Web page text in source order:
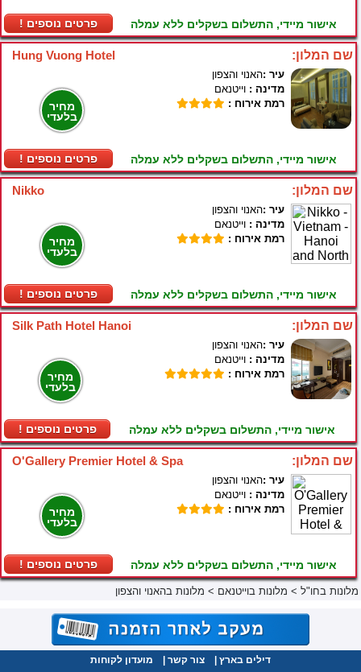
! פרטים נוספים אישור מיידי, התשלום בשקלים ללא עמלה
Hung Vuong Hotel שם המלון:
מחיר
בלעדי
! פרטים נוספים
עיר :האנוי והצפון
מדינה : וייטנאם
רמת אירוח :
אישור מיידי, התשלום בשקלים ללא עמלה
Nikko שם המלון:
מחיר
בלעדי
! פרטים נוספים
עיר :האנוי והצפון
מדינה : וייטנאם
רמת אירוח :
אישור מיידי, התשלום בשקלים ללא עמלה
Silk Path Hotel Hanoi שם המלון:
מחיר
בלעדי
! פרטים נוספים
עיר :האנוי והצפון
מדינה : וייטנאם
רמת אירוח :
אישור מיידי, התשלום בשקלים ללא עמלה
O'Gallery Premier Hotel & Spa שם המלון:
מחיר
בלעדי
! פרטים נוספים
עיר :האנוי והצפון
מדינה : וייטנאם
רמת אירוח :
אישור מיידי, התשלום בשקלים ללא עמלה
מלונות בחו"ל > מלונות בוייטנאם > מלונות בהאנוי והצפון
דילים בארץ צור קשר מועדון לקוחות